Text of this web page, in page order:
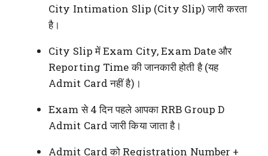
City Intimation Slip (City Slip) जारी करता
है।
City Slip में Exam City, Exam Date और
Reporting Time की जानकारी होती है (यह
Admit Card नहीं है)।
Exam से 4 दिन पहले आपका RRB Group D
Admit Card जारी किया जाता है।
Admit Card को Registration Number +